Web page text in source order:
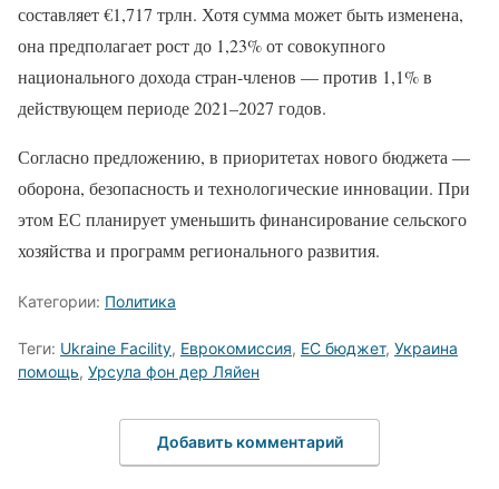
составляет €1,717 трлн. Хотя сумма может быть изменена,
она предполагает рост до 1,23% от совокупного
национального дохода стран-членов — против 1,1% в
действующем периоде 2021–2027 годов.
Согласно предложению, в приоритетах нового бюджета —
оборона, безопасность и технологические инновации. При
этом ЕС планирует уменьшить финансирование сельского
хозяйства и программ регионального развития.
Категории: Политика
Теги: Ukraine Facility, Еврокомиссия, ЕС бюджет, Украина
помощь, Урсула фон дер Ляйен
Добавить комментарий